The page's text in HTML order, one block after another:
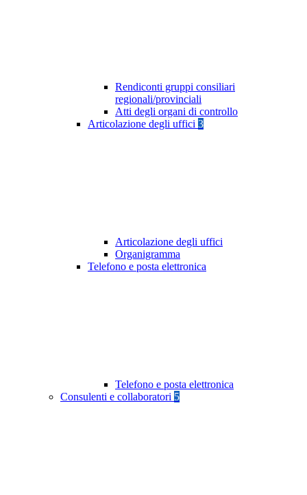
Rendiconti gruppi consiliari
regionali/provinciali
Atti degli organi di controllo
Articolazione degli uffici 3
Articolazione degli uffici
Organigramma
Telefono e posta elettronica
Telefono e posta elettronica
Consulenti e collaboratori 5